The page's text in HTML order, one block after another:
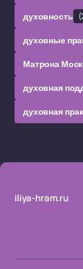
духовность
духовные
Матрона
духовная
духовная
iliya-hram.ru